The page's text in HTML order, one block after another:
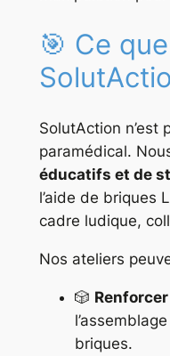
🎯 Ce
SolutAction n’est
paramédical.
éducatifs et de
l’aide de briques
cadre ludique,
Nos ateliers
🎲
briques.